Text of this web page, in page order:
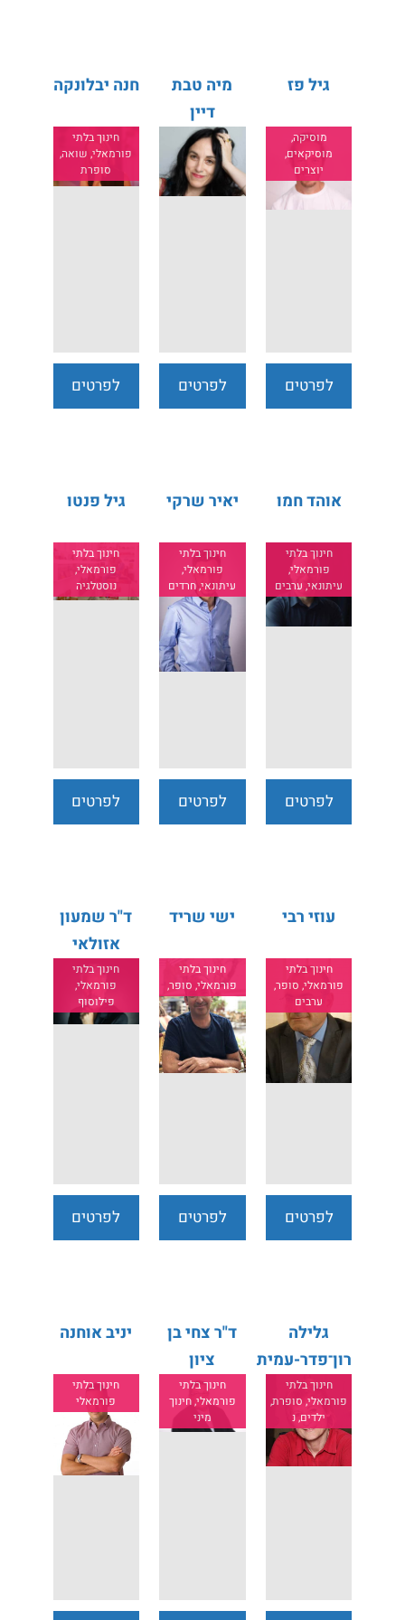
גיל פז
מוסיקה,
מוסיקאים,
יוצרים
לפרטים
מיה טבת
דיין
לפרטים
חנה יבלונקה
חינוך בלתי
פורמאלי, שואה,
סופרת
לפרטים
אוהד חמו
חינוך בלתי
פורמאלי,
עיתונאי, ערבים
לפרטים
יאיר שרקי
חינוך בלתי
פורמאלי,
עיתונאי, חרדים
לפרטים
גיל פנטו
חינוך בלתי
פורמאלי,
נוסטלגיה
לפרטים
עוזי רבי
חינוך בלתי
פורמאלי, סופר,
ערבים
לפרטים
ישי שריד
חינוך בלתי
פורמאלי, סופר,
לפרטים
ד"ר שמעון
אזולאי
חינוך בלתי
פורמאלי,
פילוסוף
לפרטים
גלילה
רון־פדר-עמית
חינוך בלתי
פורמאלי, סופרת,
ילדים, נ
ד"ר צחי בן
ציון
חינוך בלתי
פורמאלי, חינוך
מיני
יניב אוחנה
חינוך בלתי
פורמאלי